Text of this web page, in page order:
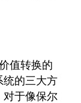
值转换的
统的三大方
对于像保尔